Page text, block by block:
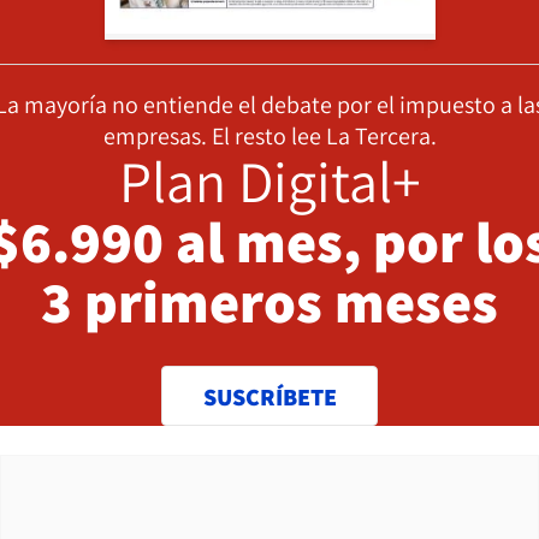
mayoría no entiende el debate por el impuesto a
empresas. El resto lee La Tercera.
Plan Digital+
al mes, por
3 primeros meses
SUSCRÍBETE